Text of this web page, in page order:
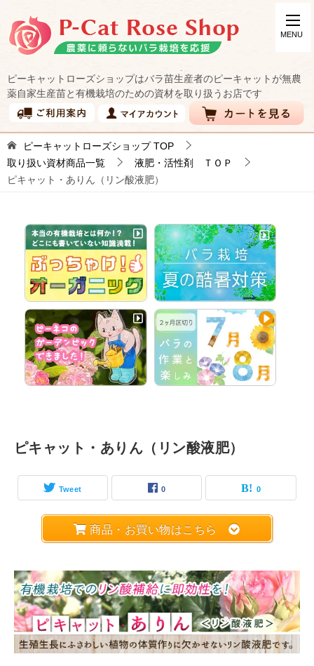
ピーキャットローズショップはバラ苗生産者のピーキャットが無農
薬自家生産苗と有機栽培のための資材を取り扱うお店です
ピーキャットローズショップTOP
取り扱い資材商品一覧
液肥・活性剤 ＴＯＰ
ピキャット・ありん（リン酸液肥）
ピキャット・ありん（リン酸液肥）
Tweet 0 0
商品・お買い物はこちら